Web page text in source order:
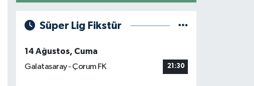
Süper Lig Fikstür
14 Ağustos, Cuma
Galatasaray - Çorum FK
21:30